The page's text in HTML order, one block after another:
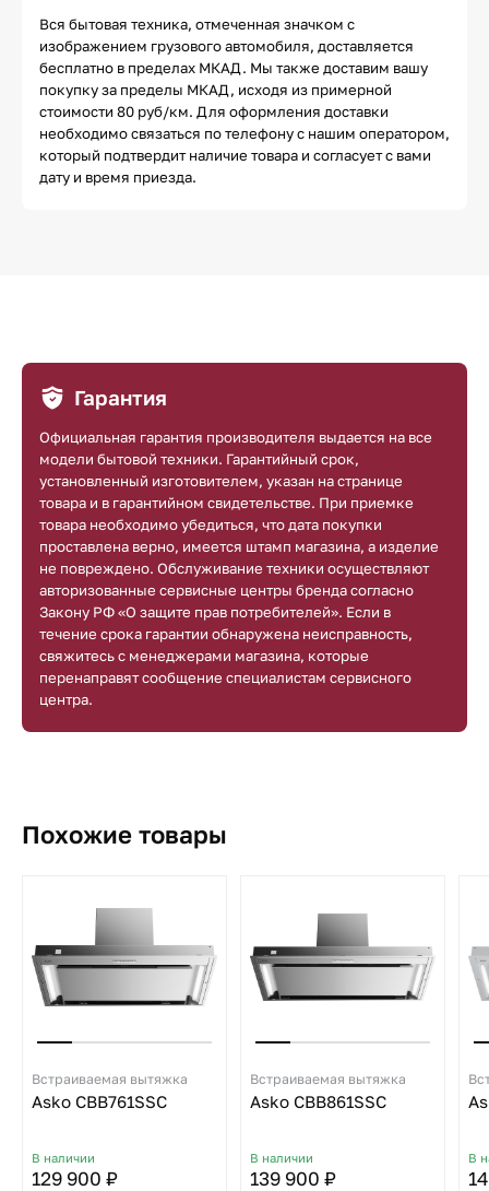
Вся бытовая техника, отмеченная значком с
изображением грузового автомобиля, доставляется
бесплатно в пределах МКАД. Мы также доставим вашу
покупку за пределы МКАД, исходя из примерной
стоимости 80 руб/км. Для оформления доставки
необходимо связаться по телефону с нашим оператором,
который подтвердит наличие товара и согласует с вами
дату и время приезда.
Гарантия
Официальная гарантия производителя выдается на все
модели бытовой техники. Гарантийный срок,
установленный изготовителем, указан на странице
товара и в гарантийном свидетельстве. При приемке
товара необходимо убедиться, что дата покупки
проставлена верно, имеется штамп магазина, а изделие
не повреждено. Обслуживание техники осуществляют
авторизованные сервисные центры бренда согласно
Закону РФ «О защите прав потребителей». Если в
течение срока гарантии обнаружена неисправность,
свяжитесь с менеджерами магазина, которые
перенаправят сообщение специалистам сервисного
центра.
Похожие товары
Встраиваемая вытяжка
Asko CBB761SSC
В наличии
129 900 ₽
Встраиваемая вытяжка
Asko CBB861SSC
В наличии
139 900 ₽
В